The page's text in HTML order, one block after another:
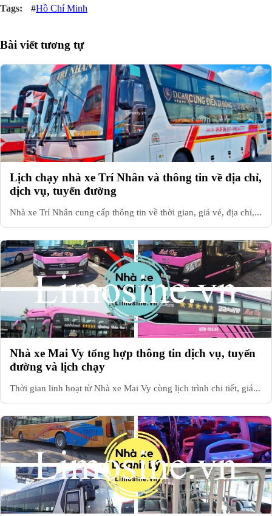
#Hồ Chí Minh
Bài viết tương tự
Lịch chạy nhà xe Trí Nhân và thông tin về địa chỉ,
dịch vụ, tuyến đường
Nhà xe Trí Nhân cung cấp thông tin về thời gian, giá vé, địa chỉ,...
Nhà xe Mai Vy tổng hợp thông tin dịch vụ, tuyến
đường và lịch chạy
Thời gian linh hoạt từ Nhà xe Mai Vy cùng lịch trình chi tiết, giá...